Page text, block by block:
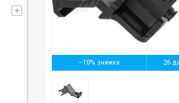
–10% 26